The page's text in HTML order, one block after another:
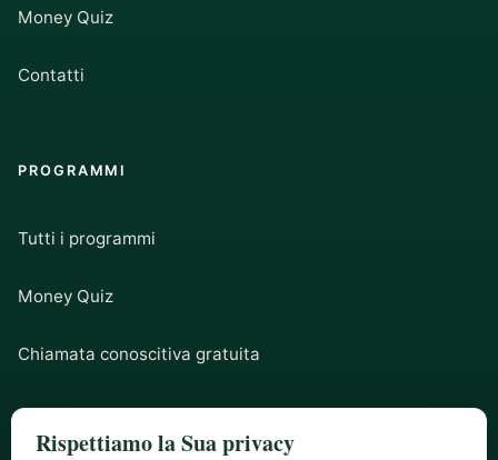
Money Quiz
Contatti
PROGRAMMI
Tutti i programmi
Money Quiz
Chiamata conoscitiva gratuita
CONTATTI
Rispettiamo la Sua privacy